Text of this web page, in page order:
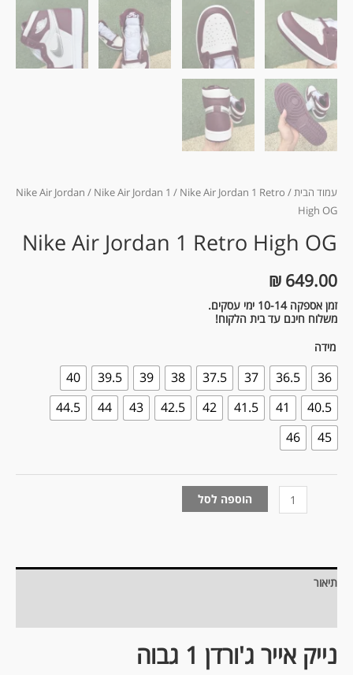
עמוד הבית/
Nike Air Jordan / Nike Air Jordan 1 / Nike Air Jordan 1 Retro
High OG
Nike Air Jordan 1 Retro High OG
₪ 649.00
זמן אספקה 10-14 ימי עסקים.
משלוח חינם עד בית הלקוח!
מידה
36
36.5
37
37.5
38
39
39.5
40
40.5
41
41.5
42
42.5
43
44
44.5
45
46
הוספה לסל
תיאור
נייק אייר ג'ורדן 1 גבוה